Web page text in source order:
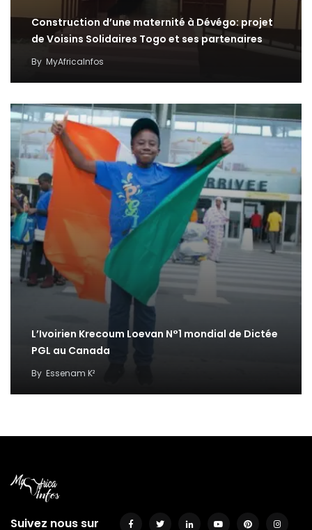
Construction d’une maternité à Dévégo: projet
de Voisins Solidaires Togo et ses partenaires
By MyAfricaInfos
L’Ivoirien Krecoum Loevan N°1 mondial de Dictée
PGL au Canada
By Essenam K²
Suivez nous sur